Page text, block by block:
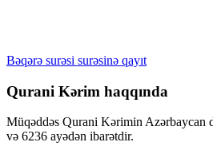
Bəqərə surəsi surəsinə qayıt
Qurani Kərim haqqında
Müqəddəs Qurani Kərimin Azərbaycan
və 6236 ayədən ibarətdir.